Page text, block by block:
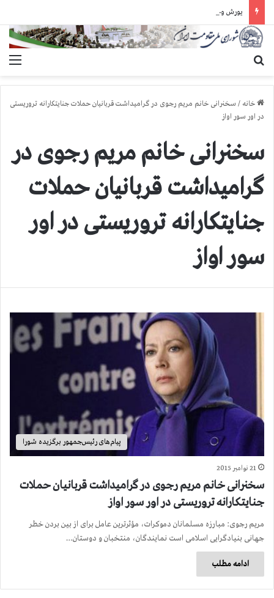
خانه / سخنرانی خانم مریم رجوی در گرامیداشت قربانیان حملات جنایتکارانه تروریستی
در اور سور اواز
سخنرانی خانم مریم رجوی در
گرامیداشت قربانیان حملات
جنایتکارانه تروریستی در اور
سور اواز
پیام‌های رئیس‌جمهور برگزیده شورا
21 نوامبر 2015
سخنرانی خانم مریم رجوی در گرامیداشت قربانیان حملات
جنایتکارانه تروریستی در اور سور اواز
مریم رجوی: مبارزه مسلمانان دموکرات، مؤثرترین عامل برای از بین بردن خطر
جهانی بنیادگرایی اسلامی است نمایندگان، منتخبان و دوستان…
ادامه مطلب